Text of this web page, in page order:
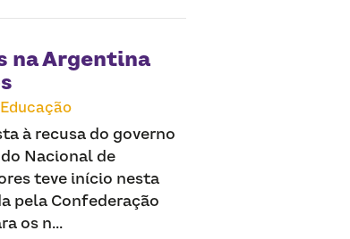
na Argentina
Educação
à recusa do governo
Nacional de
teve início nesta
pela Confederação
os n...